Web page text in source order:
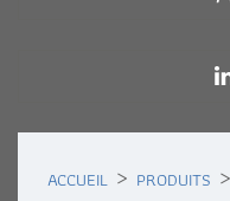
ACCUEIL PRODUITS